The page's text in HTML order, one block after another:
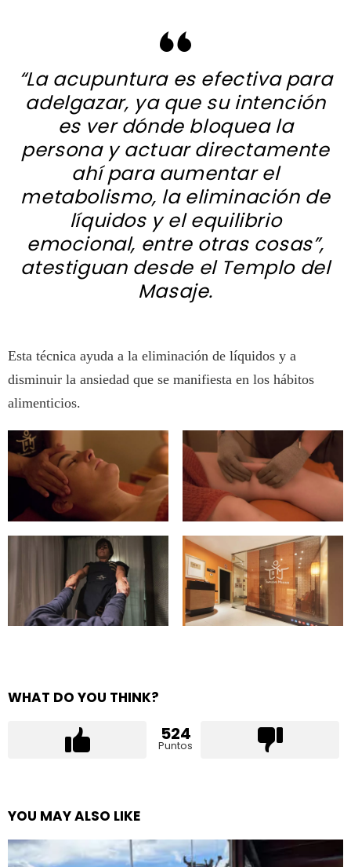
“La acupuntura es efectiva para
adelgazar, ya que su intención
es ver dónde bloquea la
persona y actuar directamente
ahí para aumentar el
metabolismo, la eliminación de
líquidos y el equilibrio
emocional, entre otras cosas”,
atestiguan desde el Templo del
Masaje.
Esta técnica ayuda a la eliminación de líquidos y a
disminuir la ansiedad que se manifiesta en los hábitos
alimenticios.
WHAT DO YOU THINK?
524
Puntos
YOU MAY ALSO LIKE